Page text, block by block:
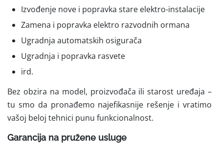
Izvođenje nove i popravka stare elektro-instalacije
Zamena i popravka elektro razvodnih ormana
Ugradnja automatskih osigurača
Ugradnja i popravka rasvete
ird.
Bez obzira na model, proizvođača ili starost uređaja –
tu smo da pronađemo najefikasnije rešenje i vratimo
vašoj beloj tehnici punu funkcionalnost.
Garancija na pružene usluge